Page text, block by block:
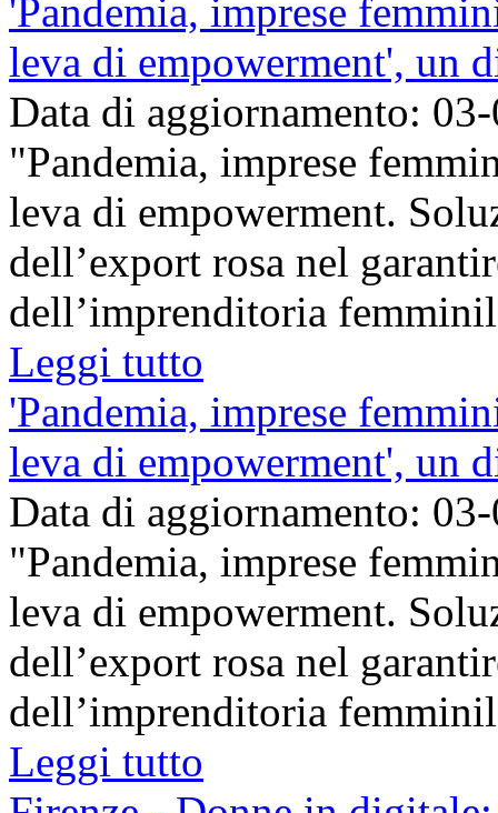
'Pandemia, imprese
leva di empowerment', un
Data di aggiornamento:
"Pandemia, imprese
leva di empowerment.
dell’export rosa nel
dell’imprenditoria
Leggi tutto
'Pandemia, imprese
leva di empowerment', un
Data di aggiornamento:
"Pandemia, imprese
leva di empowerment.
dell’export rosa nel
dell’imprenditoria
Leggi tutto